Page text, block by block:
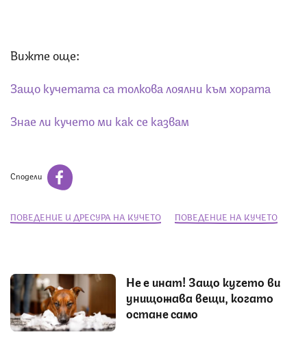
Вижте още:
Защо кучетата са толкова лоялни към хората
Знае ли кучето ми как се казвам
Сподели
ПОВЕДЕНИЕ И ДРЕСУРА НА КУЧЕТО ПОВЕДЕНИЕ НА КУЧЕТО
Не е инат! Защо кучето ви
унищожава вещи, когато
остане само